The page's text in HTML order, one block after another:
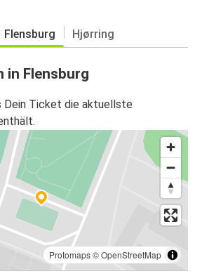
Flensburg Hjørring
in Flensburg
Dein Ticket die aktuellste
Protomaps©OpenStreetMap